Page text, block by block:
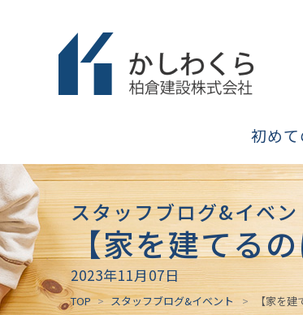
初め
スタッフブログ&イベン
【家を建てる
2023年11月07日
TOP スタッフブログ&イベント 【家を